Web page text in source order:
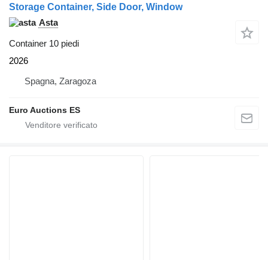
Storage Container, Side Door, Window
Asta
Container 10 piedi
2026
Spagna, Zaragoza
Euro Auctions ES